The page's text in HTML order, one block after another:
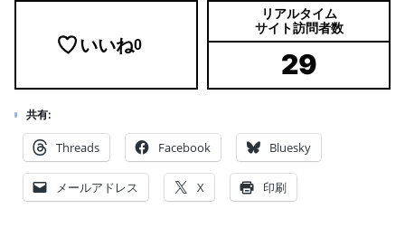
いいね0
リアルタイム
サイト訪問者数
29
共有:
Threads Facebook Bluesky
メールアドレス X 印刷